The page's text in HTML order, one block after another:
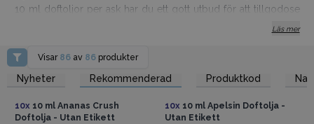
10 ml doftoljor per ask har du ett gott utbud för att tillgodose
Dessa oljor späds ut med en annan olja gjord av
Tillsatsen av DPG gör att doftoljorna blir mer effektiva och kan
förlänga användningen. Men om du föredrar att använda rena
oljor utan någon utspädning, erbjuder vi också ett urval av rena
Läs mer
Visar 86 av 86 produkter
Nyheter Rekommenderad Produktkod
Få tillgång till
grossistpriser
10x 10 ml Ananas Crush
Doftolja - Utan Etikett
Få tillgång till
grossistpriser
10x 10 ml Apelsin Doftolja -
Utan Etikett